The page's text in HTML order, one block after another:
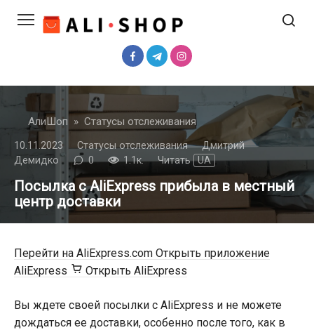
АлиШоп » Статусы отслеживания
10.11.2023 Статусы отслеживания
Дмитрий
Демидко
0 1.1к. Читать UA
Посылка с AliExpress прибыла в местный
центр доставки
Перейти на AliExpress.com Открыть приложение
AliExpress
Открыть AliExpress
Вы ждете своей посылки с AliExpress и не можете
дождаться ее доставки, особенно после того, как в